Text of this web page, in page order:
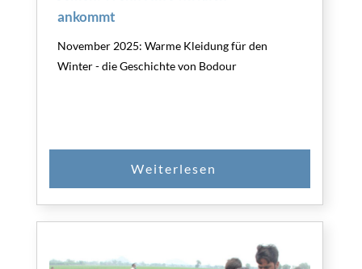
ankommt
November 2025: Warme Kleidung für den
Winter - die Geschichte von Bodour